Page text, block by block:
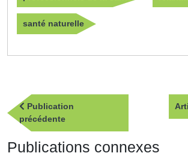
santé naturelle
Navigation
de
l’article
Publication
précédentePublication
précédente
Publications connexes